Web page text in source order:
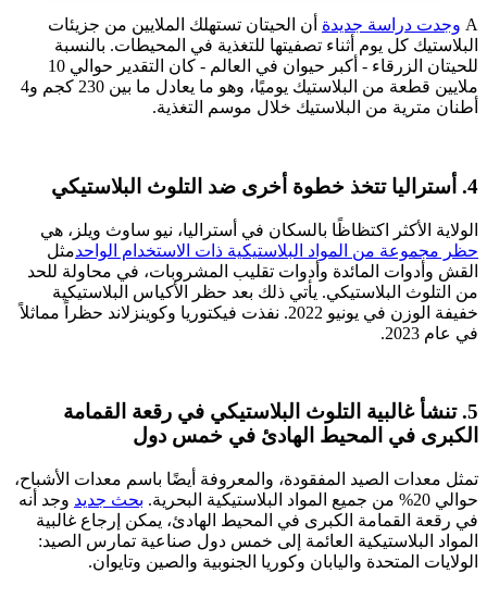
A وجدت دراسة جديدة أن الحيتان تستهلك الملايين من جزيئات
البلاستيك كل يوم أثناء تصفيتها للتغذية في المحيطات. بالنسبة
للحيتان الزرقاء - أكبر حيوان في العالم - كان التقدير حوالي 10
ملايين قطعة من البلاستيك يوميًا، وهو ما يعادل ما بين 230 كجم و4
أطنان مترية من البلاستيك خلال موسم التغذية.
4. أستراليا تتخذ خطوة أخرى ضد التلوث البلاستيكي
الولاية الأكثر اكتظاظًا بالسكان في أستراليا، نيو ساوث ويلز، هي
حظر مجموعة من المواد البلاستيكية ذات الاستخدام الواحدمثل
القش وأدوات المائدة وأدوات تقليب المشروبات، في محاولة للحد
من التلوث البلاستيكي. يأتي ذلك بعد حظر الأكياس البلاستيكية
خفيفة الوزن في يونيو 2022. نفذت فيكتوريا وكوينزلاند حظراً مماثلاً
في عام 2023.
5. تنشأ غالبية التلوث البلاستيكي في رقعة القمامة
الكبرى في المحيط الهادئ في خمس دول
تمثل معدات الصيد المفقودة، والمعروفة أيضًا باسم معدات الأشباح،
حوالي 20% من جميع المواد البلاستيكية البحرية.
بحث جديد وجد أنه
في رقعة القمامة الكبرى في المحيط الهادئ، يمكن إرجاع غالبية
المواد البلاستيكية العائمة إلى خمس دول صناعية تمارس الصيد:
الولايات المتحدة واليابان وكوريا الجنوبية والصين وتايوان.